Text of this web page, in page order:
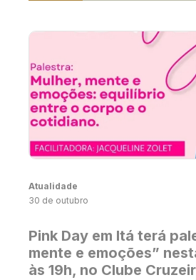
Atualidade
30 de outubro
Pink Day em Itá terá
mente e emoções”
às 19h, no Clube